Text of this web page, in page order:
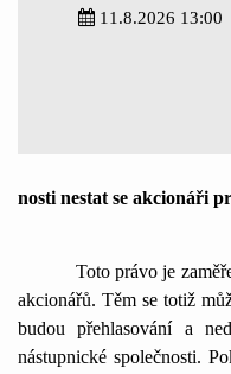
11.8.2026 13:00
nosti nestat se akcionáři
Toto právo je zam
akcionářů. Těm se totiž
budou přehlasování a
nástupnické společnosti.